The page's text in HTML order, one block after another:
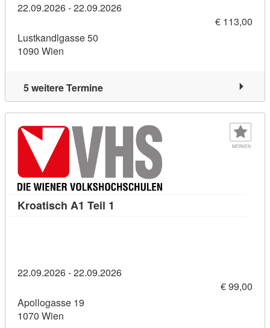
22.09.2026 - 22.09.2026
€ 113,00
Lustkandlgasse 50
1090 Wien
5 weitere Termine
MERKEN
Kroatisch A1 Teil 1
22.09.2026 - 22.09.2026
€ 99,00
Apollogasse 19
1070 Wien